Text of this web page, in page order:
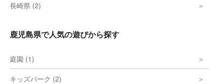
長崎県 (2)
鹿児島県で人気の遊びから探す
庭園 (1)
キッズパーク (2)